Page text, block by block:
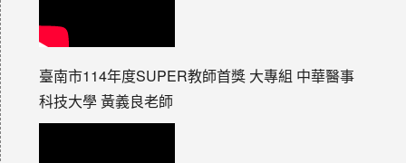
臺南市114年度SUPER教師首獎 大專組 中華醫事
科技大學 黃義良老師